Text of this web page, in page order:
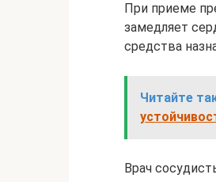
При приеме
замедляет
средства
Читайте
Врач